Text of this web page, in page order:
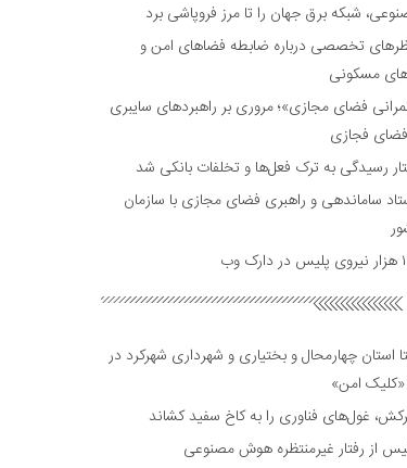
شبکه برق جهان را تا مرز فروپاشی برد
تخصصی درباره ضابطه فضا‌های امن و
مسکونی
فضای مجازی»؛ مروری بر راهبرد‌های سایبری
فضای فجازی
رسیدگی به ترک فعل‌ها و تخلفات بانکی شد
ساماندهی و راهبری فضای مجازی با سازمان
استان چهارمحال و بختیاری و شهرداری شهرکرد در
امن»
غول‌های فناوری را به کاخ سفید کشاند
از رفتار غیرمنتظره هوش مصنوعی